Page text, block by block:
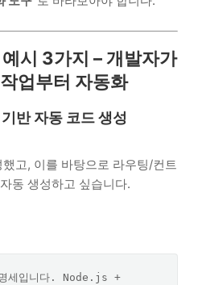
시 3가지 – 개발자가
업부터 자동화
반 자동 코드 생성
고, 이를 바탕으로 라우팅/컨트
동 생성하고 싶습니다.
세입니다. Node.js +